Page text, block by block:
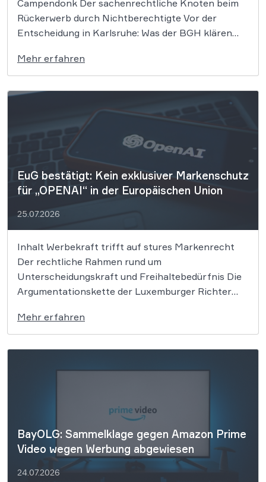
Campendonk Der sachenrechtliche Knoten beim
Rückerwerb durch Nichtberechtigte Vor der
Entscheidung in Karlsruhe: Was der BGH klären
Eigentumsrecht Ein spektakulärer
Kunstfälscherskandal beschäftigt erneut die
obersten deutschen Zivilrichter. Der
Bundesgerichtshof muss darüber entscheiden, ob
der Urheber eines gefälschten […]
Mehr erfahren
EuG bestätigt: Kein exklusiver Markenschutz
für „OPENAI“ in der Europäischen Union
25.07.2026
Inhalt Werbekraft trifft auf stures Markenrecht
Der rechtliche Rahmen rund um
Unterscheidungskraft und Freihaltebedürfnis Die
Argumentationskette der Luxemburger Richter
bedeutet Wir unterstützen dich bei deinen
markenrechtlichen Fragen Jeder kennt das US-
Unternehmen OpenAI und seine weltbekannten
Mehr erfahren
BayOLG: Sammelklage gegen Amazon Prime
Video wegen Werbung abgewiesen
24.07.2026